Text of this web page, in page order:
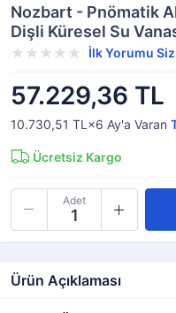
Nozbart - Pnömatik
Dişli Küresel Su
İlk Yorumu Siz
57.229,36 TL
10.730,51 TL×6 Ay'a Varan
Ücretsiz Kargo
Adet
Ürün Açıklaması